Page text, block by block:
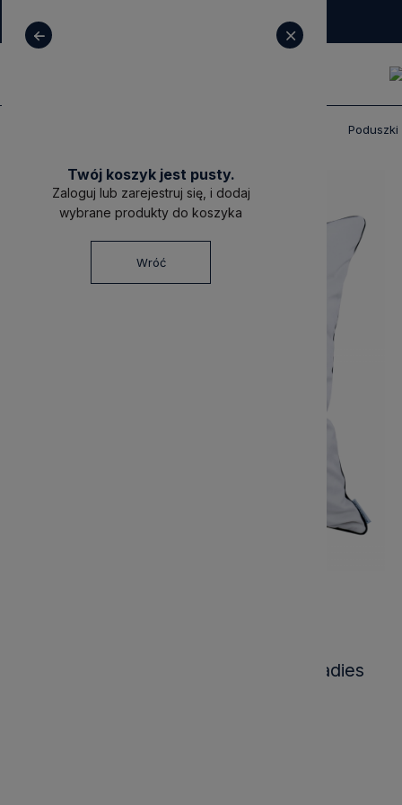
sklep@decoratore.pl
Twój koszyk jest pusty.
Zaloguj lub zarejestruj się, i dodaj
wybrane produkty do koszyka
Wróć
Poduszka Haftowana Dekoracyjna Ladies